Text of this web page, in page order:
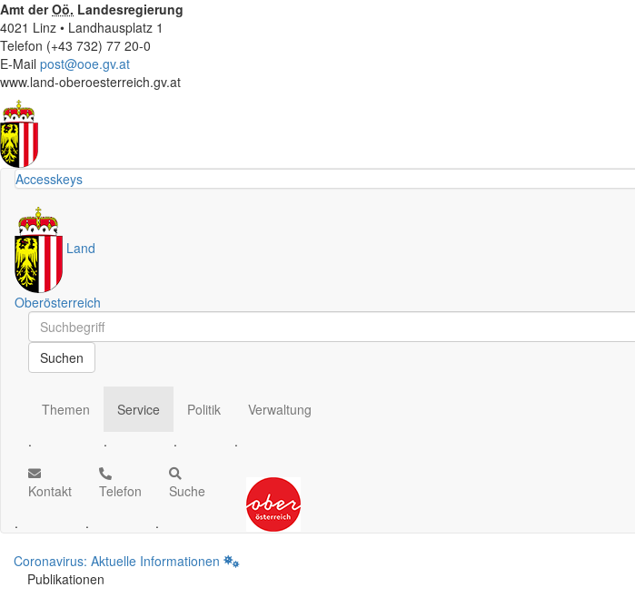
Amt derOö. Landesregierung
4021 Linz • Landhausplatz 1
Telefon (+43 732) 77 20-0
E-Mail post@ooe.gv.at
www.land-oberoesterreich.gv.at
Accesskeys
Land
Oberösterreich
Schnellsuche
Schnellsuche
Suchen
Themen
.
Service
.
Politik
.
Verwaltung
.
Kontakt
.
Telefon
.
Suche
.
Coronavirus: Aktuelle Informationen
Publikationen